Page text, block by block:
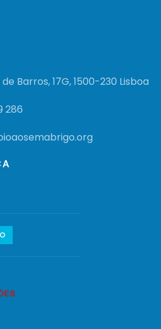
Barros, 17G, 1500-230 Lisboa
286